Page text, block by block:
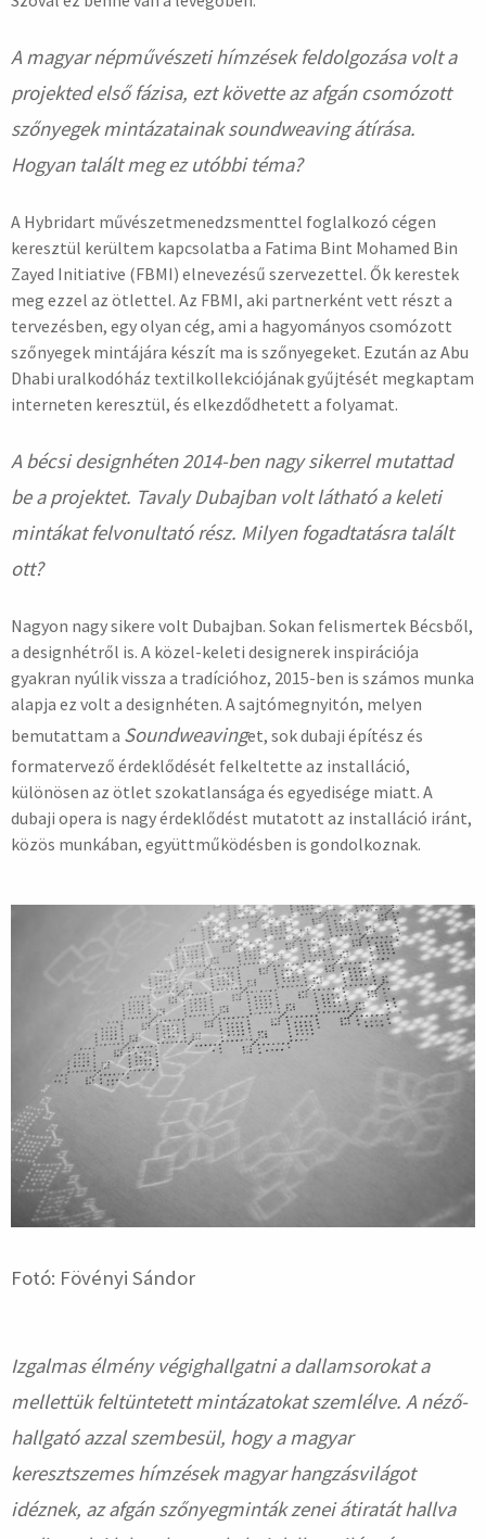
A magyar népművészeti hímzések feldolgozása volt a
projekted első fázisa, ezt követte az afgán csomózott
szőnyegek mintázatainak soundweaving átírása.
Hogyan talált meg ez utóbbi téma?
A Hybridart művészetmenedzsmenttel foglalkozó cégen
keresztül kerültem kapcsolatba a Fatima Bint Mohamed Bin
Zayed Initiative (FBMI) elnevezésű szervezettel. Ők kerestek
meg ezzel az ötlettel. Az FBMI, aki partnerként vett részt a
tervezésben, egy olyan cég, ami a hagyományos csomózott
szőnyegek mintájára készít ma is szőnyegeket. Ezután az Abu
Dhabi uralkodóház textilkollekciójának gyűjtését megkaptam
interneten keresztül, és elkezdődhetett a folyamat.
A bécsi designhéten 2014-ben nagy sikerrel mutattad
be a projektet. Tavaly Dubajban volt látható a keleti
mintákat felvonultató rész. Milyen fogadtatásra talált
ott?
Nagyon nagy sikere volt Dubajban. Sokan felismertek Bécsből,
a designhétről is. A közel-keleti designerek inspirációja
gyakran nyúlik vissza a tradícióhoz, 2015-ben is számos munka
alapja ez volt a designhéten. A sajtómegnyitón, melyen
bemutattam a Soundweavinget, sok dubaji építész és
formatervező érdeklődését felkeltette az installáció,
különösen az ötlet szokatlansága és egyedisége miatt. A
dubaji opera is nagy érdeklődést mutatott az installáció iránt,
közös munkában, együttműködésben is gondolkoznak.
Fotó: Fövényi Sándor
Izgalmas élmény végighallgatni a dallamsorokat a
mellettük feltüntetett mintázatokat szemlélve. A néző-
hallgató azzal szembesül, hogy a magyar
keresztszemes hímzések magyar hangzásvilágot
idéznek, az afgán szőnyegminták zenei átiratát hallva